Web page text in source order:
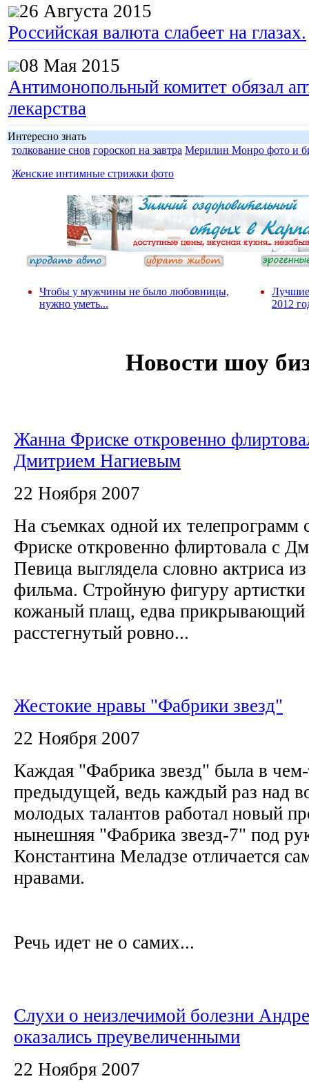
26 Августа 2015
Российская валюта слабеет на глазах.
08 Мая 2015
Антимонопольный комитет обязал
лекарства
Интересно знать
толкование снов гороскоп на завтра Мерилин Монро фото и
Женские интимные стрижки фото
Чтобы у мужчины не было любовницы,
нужно уметь...
Лучшие
2012
Новости шоу
Жанна Фриске откровенно
Дмитрием Нагиевым
22 Ноября 2007
На съемках одной их телепрограмм
Фриске откровенно флиртовала с
Певица выглядела словно актриса
фильма. Стройную фигуру артистки
кожаный плащ, едва прикрывающий
расстегнутый ровно...
Жестокие нравы "Фабрики звезд"
22 Ноября 2007
Каждая "Фабрика звезд" была в
предыдущей, ведь каждый раз над
молодых талантов работал новый
нынешняя "Фабрика звезд-7" под
Константина Меладзе отличается
нравами.
Речь идет не о самих...
Слухи о неизлечимой болезни
оказались преувеличенными
22 Ноября 2007